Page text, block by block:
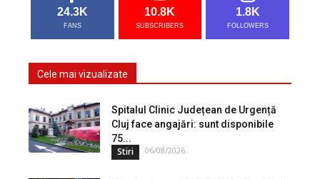
24.3K
FANS
10.8K
SUBSCRIBERS
1.8K
FOLLOWERS
Cele mai vizualizate
Spitalul Clinic Județean de Urgență
Cluj face angajări: sunt disponibile
75...
Stiri 06/08/2026